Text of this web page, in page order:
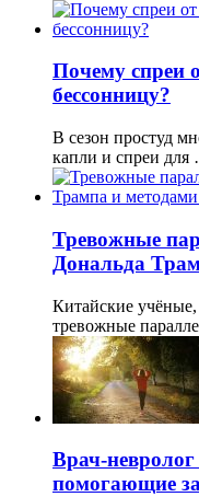
Почему спреи
бессонницу?
В сезон простуд
капли и спреи
Тревожные
Дональда
Китайские
тревожные
Врач-
помогающие